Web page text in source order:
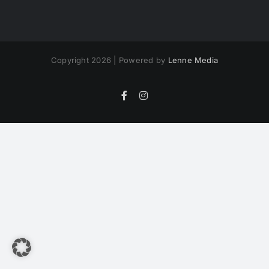
Copyright 2026 | Powered by Lenne Media
FacebookInstagram